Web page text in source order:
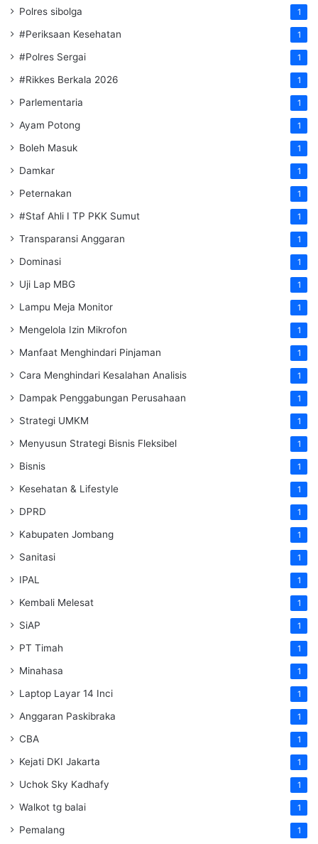
Polres sibolga 1
#Periksaan Kesehatan 1
#Polres Sergai 1
#Rikkes Berkala 2026 1
Parlementaria 1
Ayam Potong 1
Boleh Masuk 1
Damkar 1
Peternakan 1
#Staf Ahli I TP PKK Sumut 1
Transparansi Anggaran 1
Dominasi 1
Uji Lap MBG 1
Lampu Meja Monitor 1
Mengelola Izin Mikrofon 1
Manfaat Menghindari Pinjaman 1
Cara Menghindari Kesalahan Analisis 1
Dampak Penggabungan Perusahaan 1
Strategi UMKM 1
Menyusun Strategi Bisnis Fleksibel 1
Bisnis 1
Kesehatan & Lifestyle 1
DPRD 1
Kabupaten Jombang 1
Sanitasi 1
IPAL 1
Kembali Melesat 1
SiAP 1
PT Timah 1
Minahasa 1
Laptop Layar 14 Inci 1
Anggaran Paskibraka 1
CBA 1
Kejati DKI Jakarta 1
Uchok Sky Kadhafy 1
Walkot tg balai 1
Pemalang 1